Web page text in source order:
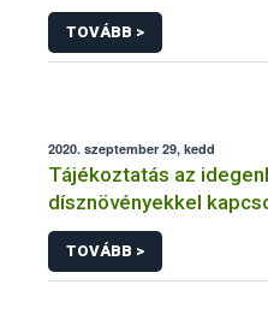
TOVÁBB >
2020. szeptember 29, kedd
Tájékoztatás az
dísznövényekkel
TOVÁBB >